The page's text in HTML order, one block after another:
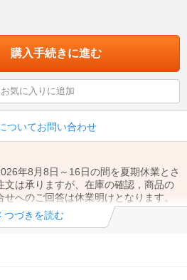
購入手続きに進む
お気に入りに追加
ついてお問い合わせ
年8月8日～16日の間を夏期休業とさ
文は承りますが、在庫の確認，商品の
へのご回答は休業明けとなります。
ついて
時迄のご注文分で締め切らせていただ
つづきを読む